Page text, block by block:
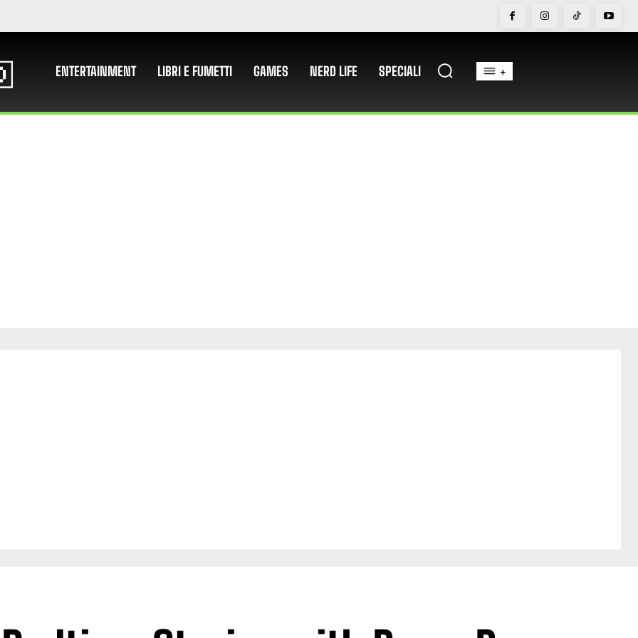
ENTERTAINMENT LIBRI E FUMETTI GAMES NERD LIFE SPECIALI +